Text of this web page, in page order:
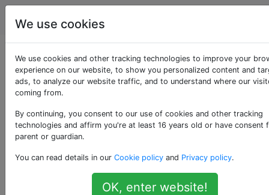
Lifehacks
Come posso capire la
misura dell'anello
della mia ragazza,
senza chiederle o
usare un anello?
We use cookies
We use cookies and other tracking technologies to improve your
experience on our website, to show you personalized content and
ads, to analyze our website traffic, and to understand where our
coming from.
By continuing, you consent to our use of cookies and other tracking
technologies and affirm you're at least 16 years old or have consent
parent or guardian.
You can read details in our Cookie policy and Privacy policy.
OK, enter website!